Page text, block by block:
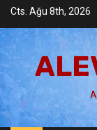
Skip
content
Cts. Ağu 8th, 2026